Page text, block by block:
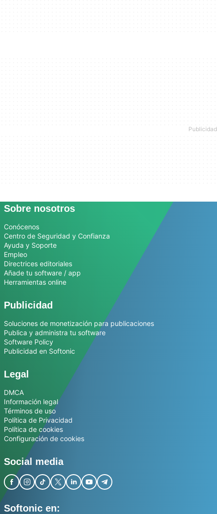
Sobre nosotros
Conócenos
Centro de Seguridad y Confianza
Ayuda y Soporte
Empleo
Directrices editoriales
Añade tu software / app
Herramientas online
Publicidad
Soluciones de monetización para publicaciones
Publica y administra tu software
Software Policy
Publicidad en Softonic
Legal
DMCA
Información legal
Términos de uso
Política de Privacidad
Política de cookies
Configuración de cookies
Social media
Softonic en: